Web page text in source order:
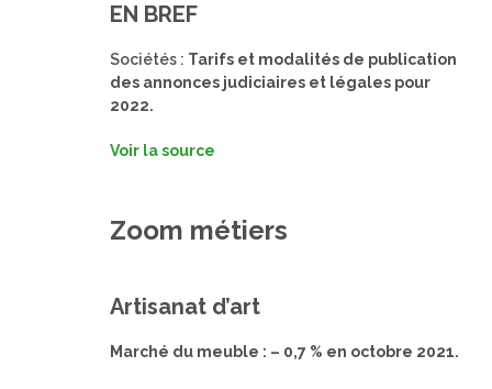
EN BREF
Sociétés : Tarifs et modalités de publication
des annonces judiciaires et légales pour
2022.
Voir la source
Zoom métiers
Artisanat d’art
Marché du meuble : – 0,7 % en octobre 2021.